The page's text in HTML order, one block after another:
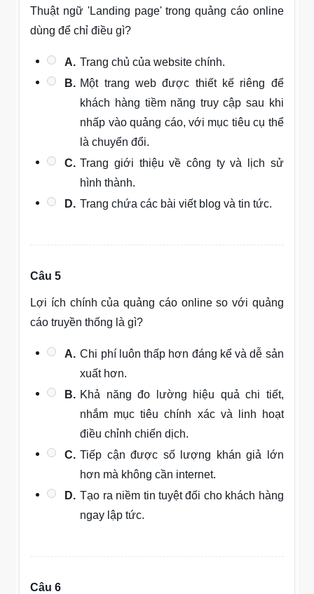
Thuật ngữ 'Landing page' trong quảng cáo online
dùng để chỉ điều gì?
A. Trang chủ của website chính.
B. Một trang web được thiết kế riêng để
khách hàng tiềm năng truy cập sau khi
nhấp vào quảng cáo, với mục tiêu cụ thể
là chuyển đổi.
C. Trang giới thiệu về công ty và lịch sử
hình thành.
D. Trang chứa các bài viết blog và tin tức.
Câu 5
Lợi ích chính của quảng cáo online so với quảng
cáo truyền thống là gì?
A. Chi phí luôn thấp hơn đáng kể và dễ sản
xuất hơn.
B. Khả năng đo lường hiệu quả chi tiết,
nhắm mục tiêu chính xác và linh hoạt
điều chỉnh chiến dịch.
C. Tiếp cận được số lượng khán giả lớn
hơn mà không cần internet.
D. Tạo ra niềm tin tuyệt đối cho khách hàng
ngay lập tức.
Câu 6